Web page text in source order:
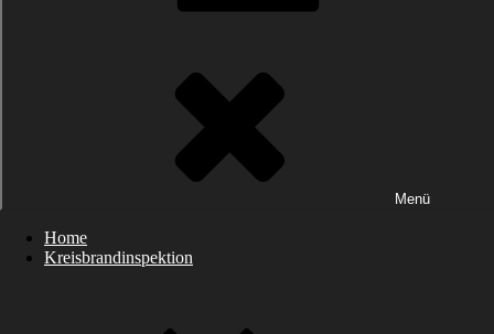
Menü
Home
Kreisbrandinspektion